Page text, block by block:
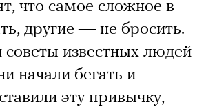
что самое сложное в
другие — не бросить.
известных людей
начали бегать и
эту привычку,